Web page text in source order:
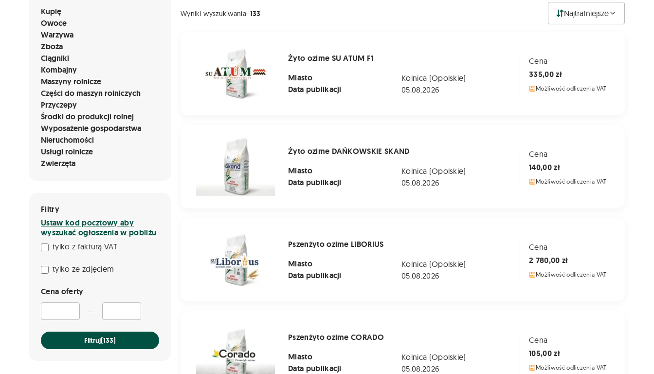
Kupię
Owoce
Warzywa
Zboża
Ciągniki
Kombajny
Maszyny rolnicze
Części do maszyn rolniczych
Przyczepy
Środki do produkcji rolnej
Wyposażenie gospodarstwa
Nieruchomości
Usługi rolnicze
Zwierzęta
Filtry
Ustaw kod pocztowy aby
wyszukać ogłoszenia w pobliżu
tylko z fakturą VAT
tylko ze zdjęciem
Cena oferty
—
Filtruj(133)
Wyniki wyszukiwania: 133 Najtrafniejsze
Żyto ozime SU ATUM F1
Miasto
Kolnica (Opolskie)
Data publikacji 05.08.2026
Cena
335,00 zł
Możliwość odliczenia VAT
Żyto ozime DAŃKOWSKIE SKAND
Miasto
Kolnica (Opolskie)
Data publikacji 05.08.2026
Cena
140,00 zł
Możliwość odliczenia VAT
Pszenżyto ozime LIBORIUS
Miasto
Kolnica (Opolskie)
Data publikacji 05.08.2026
Cena
2 780,00 zł
Możliwość odliczenia VAT
Pszenżyto ozime CORADO
Miasto
Kolnica (Opolskie)
Data publikacji 05.08.2026
Cena
105,00 zł
Możliwość odliczenia VAT